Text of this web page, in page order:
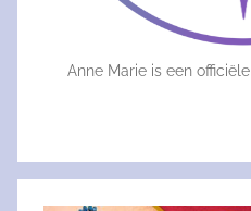
Anne Marie is een officiële